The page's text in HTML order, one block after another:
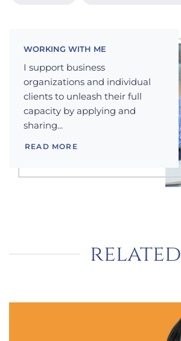
WORKING WITH ME
I support business
organizations and individual
clients to unleash their full
capacity by applying and
sharing...
READ MORE
related